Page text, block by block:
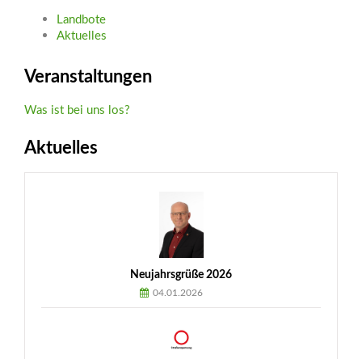
Landbote
Aktuelles
Veranstaltungen
Was ist bei uns los?
Aktuelles
Neujahrsgrüße 2026
04.01.2026